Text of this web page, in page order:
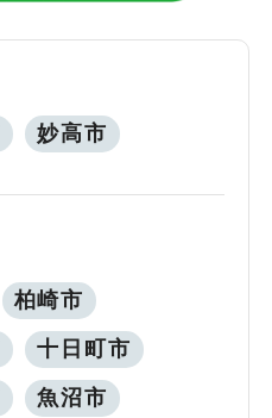
妙高市
柏崎市
十日町市
魚沼市